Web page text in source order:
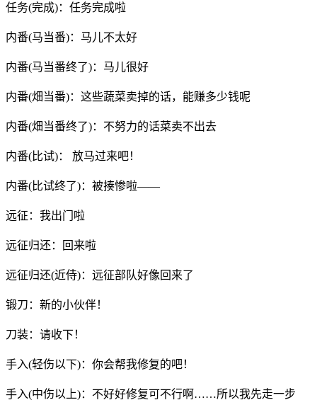
任务(完成)：任务完成啦
内番(马当番)：马儿不太好
内番(马当番终了)：马儿很好
内番(畑当番)：这些蔬菜卖掉的话，能赚多少钱呢
内番(畑当番终了)：不努力的话菜卖不出去
内番(比试)： 放马过来吧！
内番(比试终了)：被揍惨啦——
远征：我出门啦
远征归还：回来啦
远征归还(近侍)：远征部队好像回来了
锻刀：新的小伙伴！
刀装：请收下！
手入(轻伤以下)：你会帮我修复的吧！
手入(中伤以上)：不好好修复可不行啊……所以我先走一步